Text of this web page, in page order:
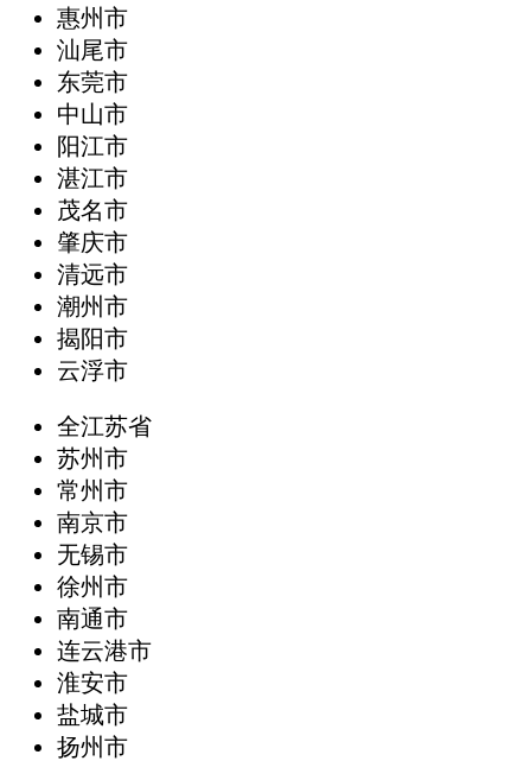
惠州市
汕尾市
东莞市
中山市
阳江市
湛江市
茂名市
肇庆市
清远市
潮州市
揭阳市
云浮市
全江苏省
苏州市
常州市
南京市
无锡市
徐州市
南通市
连云港市
淮安市
盐城市
扬州市